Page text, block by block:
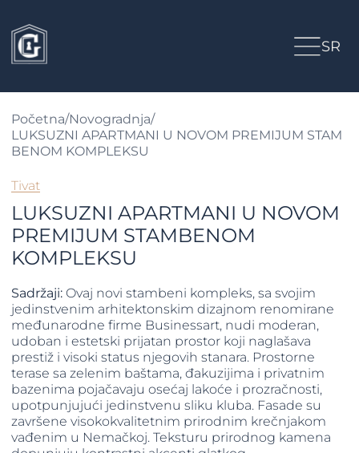
SR
Početna/Novogradnja/
LUKSUZNI APARTMANI U NOVOM PREMIJUM STAM
BENOM KOMPLEKSU
Tivat
LUKSUZNI APARTMANI U NOVOM
PREMIJUM STAMBENOM
KOMPLEKSU
Sadržaji: Ovaj novi stambeni kompleks, sa svojim
jedinstvenim arhitektonskim dizajnom renomirane
međunarodne firme Businessart, nudi moderan,
udoban i estetski prijatan prostor koji naglašava
prestiž i visoki status njegovih stanara. Prostorne
terase sa zelenim baštama, đakuzijima i privatnim
bazenima pojačavaju osećaj lakoće i prozračnosti,
upotpunjujući jedinstvenu sliku kluba. Fasade su
završene visokokvalitetnim prirodnim krečnjakom
vađenim u Nemačkoj. Teksturu prirodnog kamena